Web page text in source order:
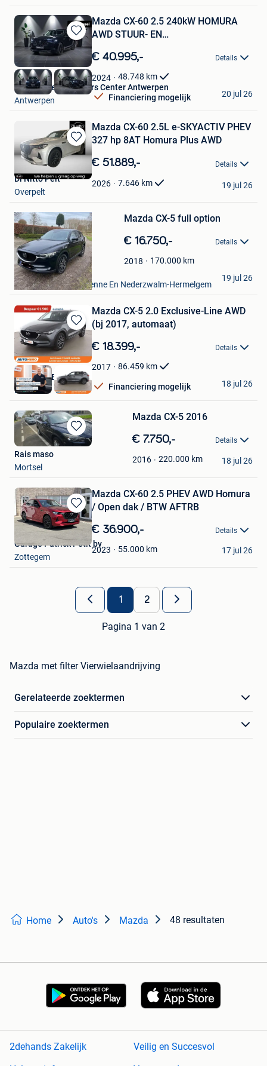
Bewaren
in
Mijn
Favorieten
Mazda CX-60 2.5 240kW HOMURA
AWD STUUR- EN
€ 40.995,- Details
2024 48.748 km
Financiering mogelijk
Van Mossel Used Cars Center Antwerpen
Antwerpen
20 jul 26
Bewaren
in
Favorieten
Mazda CX-60 2.5L e-SKYACTIV PHEV
327 hp 8AT Homura Plus AWD
€ 51.889,- Details
2026 7.646 km
Di Nitto Pelt
Overpelt
19 jul 26
in
Mijn
Favorieten
Mazda CX-5 full option
€ 16.750,- Details
2018 170.000 km
Geert
Zingem+Deel Dikkelvenne En Nederzwalm-Hermelgem
19 jul 26
Bewaren
in
Mijn
Favorieten
Mazda CX-5 2.0 Exclusive-Line AWD
(bj 2017, automaat)
€ 18.399,- Details
2017 86.459 km
Financiering mogelijk
Autohero België
Brussel
18 jul 26
Bewaren
in
Mazda CX-5 2016
€ 7.750,- Details
2016 220.000 km
Rais maso
Mortsel
18 jul 26
Bewaren
in
Favorieten
Mazda CX-60 2.5 PHEV AWD Homura
/ Open dak / BTW AFTRB
€ 36.900,- Details
2023 55.000 km
Garage Patrick Petit bv
Zottegem
17 jul 26
1 2
Pagina 1 van 2
Mazda met filter Vierwielaandrijving
Gerelateerde zoektermen
Populaire zoektermen
Home Auto's Mazda 48 resultaten
2dehands Zakelijk
Veilig en Succesvol